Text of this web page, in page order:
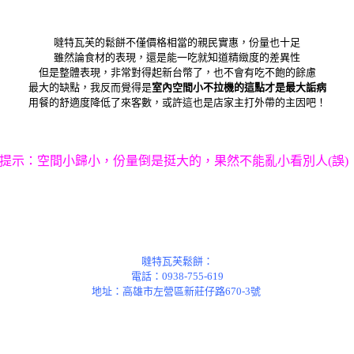
噠特瓦芙的鬆餅不僅價格相當的親民實惠，份量也十足
雖然論食材的表現，還是能一吃就知道精緻度的差異性
但是整體表現，非常對得起新台幣了，也不會有吃不飽的餘慮
最大的缺點，我反而覺得是室內空間小不拉機的這點才是最大詬病
用餐的舒適度降低了來客數，或許這也是店家主打外帶的主因吧！
示：空間小歸小，份量倒是挺大的，果然不能亂小看別人(誤)
噠特瓦芙鬆餅：
電話：0938-755-619
地址：高雄市左營區新莊仔路670-3號